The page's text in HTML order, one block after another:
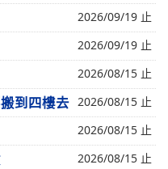
2026/09/19 止
2026/09/19 止
2026/08/15 止
到四樓去 2026/08/15 止
2026/08/15 止
2026/08/15 止